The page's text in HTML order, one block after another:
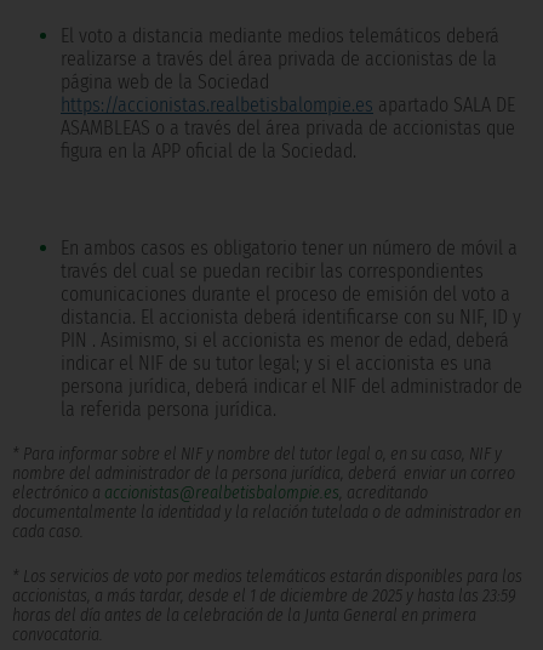
El voto a distancia mediante medios telemáticos deberá
realizarse a través del área privada de accionistas de la
página web de la Sociedad
https://accionistas.realbetisbalompie.es apartado SALA DE
ASAMBLEAS o a través del área privada de accionistas que
figura en la APP oficial de la Sociedad.
En ambos casos es obligatorio tener un número de móvil a
través del cual se puedan recibir las correspondientes
comunicaciones durante el proceso de emisión del voto a
distancia. El accionista deberá identificarse con su NIF, ID y
PIN . Asimismo, si el accionista es menor de edad, deberá
indicar el NIF de su tutor legal; y si el accionista es una
persona jurídica, deberá indicar el NIF del administrador de
la referida persona jurídica.
* Para informar sobre el NIF y nombre del tutor legal o, en su caso, NIF y
nombre del administrador de la persona jurídica, deberá enviar un correo
electrónico a accionistas@realbetisbalompie.es , acreditando
documentalmente la identidad y la relación tutelada o de administrador en
cada caso.
* Los servicios de voto por medios telemáticos estarán disponibles para los
accionistas, a más tardar, desde el 1 de diciembre de 2025 y hasta las 23:59
horas del día antes de la celebración de la Junta General en primera
convocatoria.